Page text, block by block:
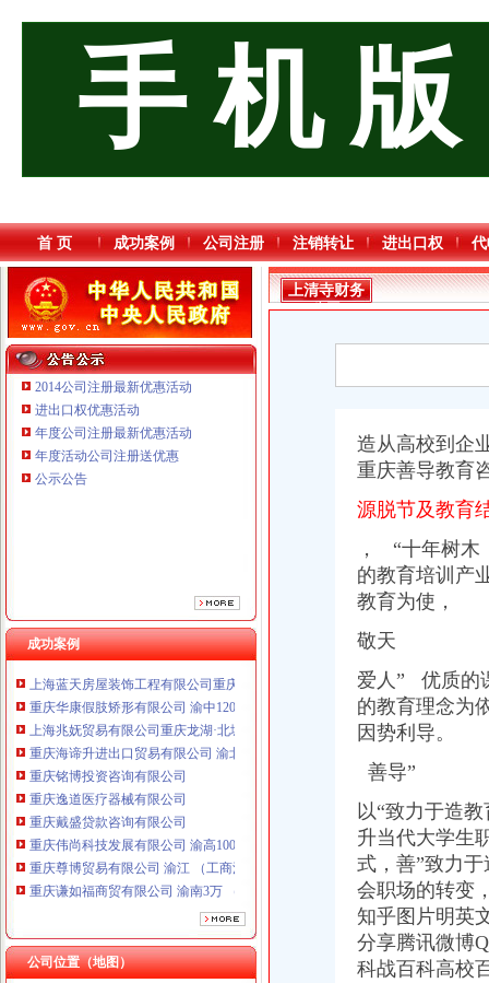
手 机 版
首 页 成功案例 公司注册 注销转让 进出口权
2014公司注册最新优惠活动
进出口权优惠活动
年度公司注册最新优惠活动
年度活动公司注册送优惠
公示公告
成功案例
重庆海谛升进出口贸易有限公司 渝北100万 （进出口权）
重庆尊博贸易有限公司 渝江 （工商注册）
重庆谦如福商贸有限公司 渝南3万 （公司转让）
重庆斯苔登托生物科技有限公司 渝南10万 （工商注册）
上海蓝天房屋装饰工程有限公司重庆分公司 渝北 （工商注册）
重庆华康假肢矫形有限公司 渝中120万 （增资）
上海兆妩贸易有限公司重庆龙湖·北城天街分公司 （工商注册）
重庆海谛升进出口贸易有限公司 渝北100万 （进出口权）
重庆铭博投资咨询有限公司
重庆逸道医疗器械有限公司
重庆戴盛贷款咨询有限公司
重庆伟尚科技发展有限公司 渝高100万 （工商注册）
重庆尊博贸易有限公司 渝江 （工商注册）
重庆谦如福商贸有限公司 渝南3万 （公司转让）
重庆斯苔登托生物科技有限公司 渝南10万 （工商注册）
上海蓝天房屋装饰工程有限公司重庆分公司 渝北 （工商注册）
重庆华康假肢矫形有限公司 渝中120万 （增资）
上海兆妩贸易有限公司重庆龙湖·北城天街分公司 （工商注册）
公司位置（地图）
上清寺财务
公司
造从高校到企
重庆善导教育
源脱节及教育
， “十年树木
的教育培训产
教育为使 ，
敬天
爱人” 优质的
的教育理念为
因势利导。
善导”
以“致力于造
升当代大学生
式，善”致力
会职场的转变
知乎图片明英
分享腾讯微博
科战百科高校